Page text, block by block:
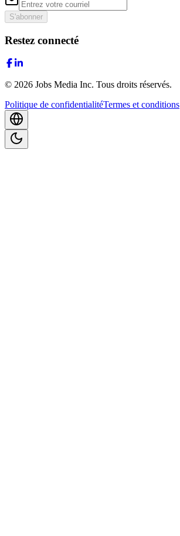
S'abonner
Restez connecté
© 2026 Jobs Media Inc. Tous droits réservés.
Politique de confidentialitéTermes et conditions